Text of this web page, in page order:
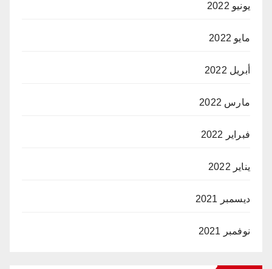
يونيو 2022
مايو 2022
أبريل 2022
مارس 2022
فبراير 2022
يناير 2022
ديسمبر 2021
نوفمبر 2021